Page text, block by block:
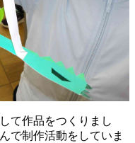
て作品をつくりまし
で制作活動をしていま